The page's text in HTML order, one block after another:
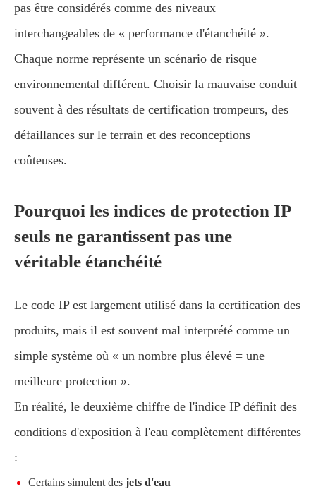
pas être considérés comme des niveaux
interchangeables de « performance d'étanchéité ».
Chaque norme représente un scénario de risque
environnemental différent. Choisir la mauvaise conduit
souvent à des résultats de certification trompeurs, des
défaillances sur le terrain et des reconceptions
coûteuses.
Pourquoi les indices de protection IP
seuls ne garantissent pas une
véritable étanchéité
Le code IP est largement utilisé dans la certification des
produits, mais il est souvent mal interprété comme un
simple système où « un nombre plus élevé = une
meilleure protection ».
En réalité, le deuxième chiffre de l'indice IP définit des
conditions d'exposition à l'eau complètement différentes
:
Certains simulent des jets d'eau